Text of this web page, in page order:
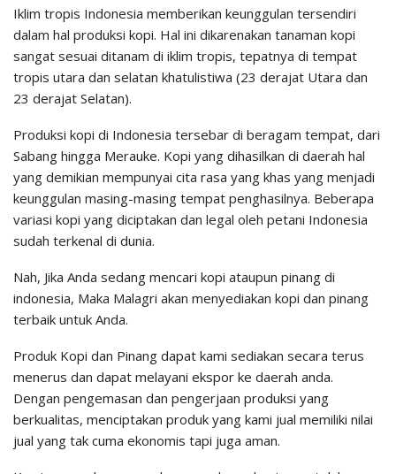
Iklim tropis Indonesia memberikan keunggulan tersendiri
dalam hal produksi kopi. Hal ini dikarenakan tanaman kopi
sangat sesuai ditanam di iklim tropis, tepatnya di tempat
tropis utara dan selatan khatulistiwa (23 derajat Utara dan
23 derajat Selatan).
Produksi kopi di Indonesia tersebar di beragam tempat, dari
Sabang hingga Merauke. Kopi yang dihasilkan di daerah hal
yang demikian mempunyai cita rasa yang khas yang menjadi
keunggulan masing-masing tempat penghasilnya. Beberapa
variasi kopi yang diciptakan dan legal oleh petani Indonesia
sudah terkenal di dunia.
Nah, Jika Anda sedang mencari kopi ataupun pinang di
indonesia, Maka Malagri akan menyediakan kopi dan pinang
terbaik untuk Anda.
Produk Kopi dan Pinang dapat kami sediakan secara terus
menerus dan dapat melayani ekspor ke daerah anda.
Dengan pengemasan dan pengerjaan produksi yang
berkualitas, menciptakan produk yang kami jual memiliki nilai
jual yang tak cuma ekonomis tapi juga aman.